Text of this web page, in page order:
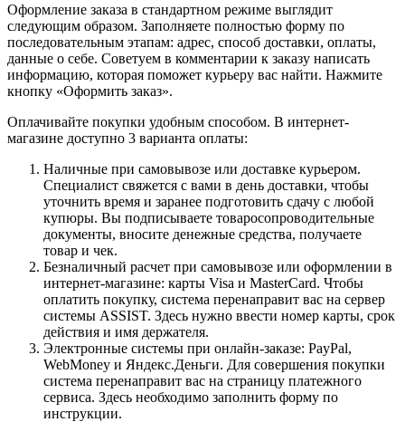
Оформление заказа в стандартном режиме выглядит
следующим образом. Заполняете полностью форму по
последовательным этапам: адрес, способ доставки, оплаты,
данные о себе. Советуем в комментарии к заказу написать
информацию, которая поможет курьеру вас найти. Нажмите
кнопку «Оформить заказ».
Оплачивайте покупки удобным способом. В интернет-
магазине доступно 3 варианта оплаты:
Наличные при самовывозе или доставке курьером.
Специалист свяжется с вами в день доставки, чтобы
уточнить время и заранее подготовить сдачу с любой
купюры. Вы подписываете товаросопроводительные
документы, вносите денежные средства, получаете
товар и чек.
Безналичный расчет при самовывозе или оформлении в
интернет-магазине: карты Visa и MasterCard. Чтобы
оплатить покупку, система перенаправит вас на сервер
системы ASSIST. Здесь нужно ввести номер карты, срок
действия и имя держателя.
Электронные системы при онлайн-заказе: PayPal,
WebMoney и Яндекс.Деньги. Для совершения покупки
система перенаправит вас на страницу платежного
сервиса. Здесь необходимо заполнить форму по
инструкции.